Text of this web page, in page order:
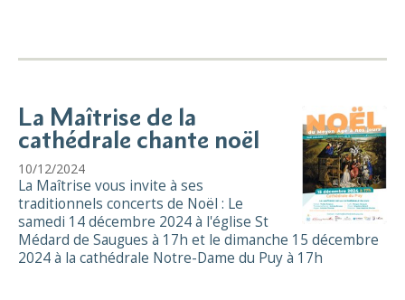
La Maîtrise de la
cathédrale chante noël
10/12/2024
La Maîtrise vous invite à ses
traditionnels concerts de Noël : Le
samedi 14 décembre 2024 à l'église St
Médard de Saugues à 17h et le dimanche 15 décembre
2024 à la cathédrale Notre-Dame du Puy à 17h